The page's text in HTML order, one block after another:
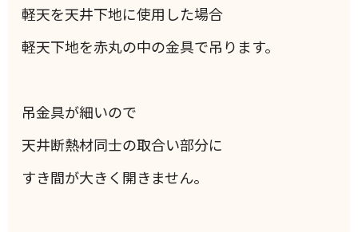
軽天を天井下地に使用した場合
軽天下地を赤丸の中の金具で吊ります。
吊金具が細いので
天井断熱材同士の取合い部分に
すき間が大きく開きません。